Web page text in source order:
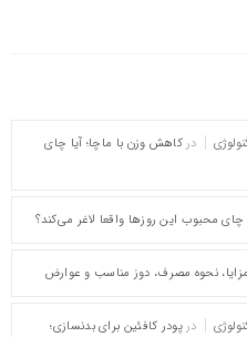
در کاهش وزن با ماچا؛ آیا چای
محبوب این روزها واقعا لاغر می‌کند؟
مزایا، نحوه مصرف، دوز مناسب و عوارض
در پودر کافئین برای بدنسازی؛